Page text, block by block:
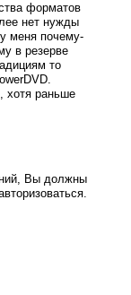
форматов
нет нужды
меня почему-
в резерве
то
раньше
Вы должны